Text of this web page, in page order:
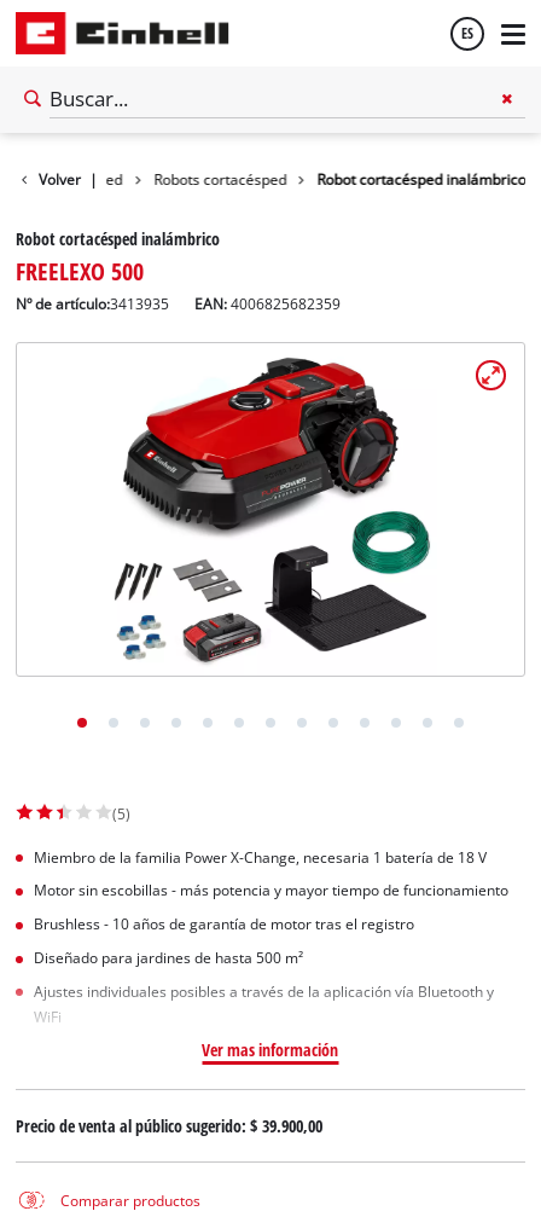
ES
Volver |
Cortacésped Robots cortacésped Robot cortacésped inalámbrico
Robot cortacésped inalámbrico
FREELEXO 500
Nº de artículo:3413935 EAN:4006825682359
(5)
Miembro de la familia Power X-Change, necesaria 1 batería de 18 V
Motor sin escobillas - más potencia y mayor tiempo de funcionamiento
Brushless - 10 años de garantía de motor tras el registro
Diseñado para jardines de hasta 500 m²
Ajustes individuales posibles a través de la aplicación vía Bluetooth y
WiFi
Ver mas información
Precio de venta al público sugerido:$ 39.900,00
Comparar productos